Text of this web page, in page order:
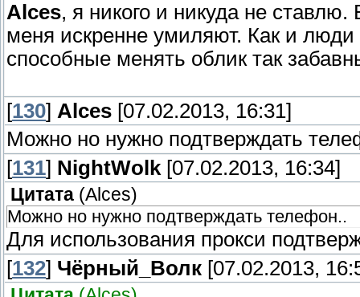
Alces, я никого и никуда не
меня искренне умиляют. Как и
способные менять облик так
[130] Alces [07.02.2013, 16:31]
Можно но нужно подтверждать
[131] NightWolk [07.02.2013, 16:34]
Цитата (Alces)
Можно но нужно подтверждать телефон..
Для использования прокси
[132] Чёрный_Волк [07.02.2013,